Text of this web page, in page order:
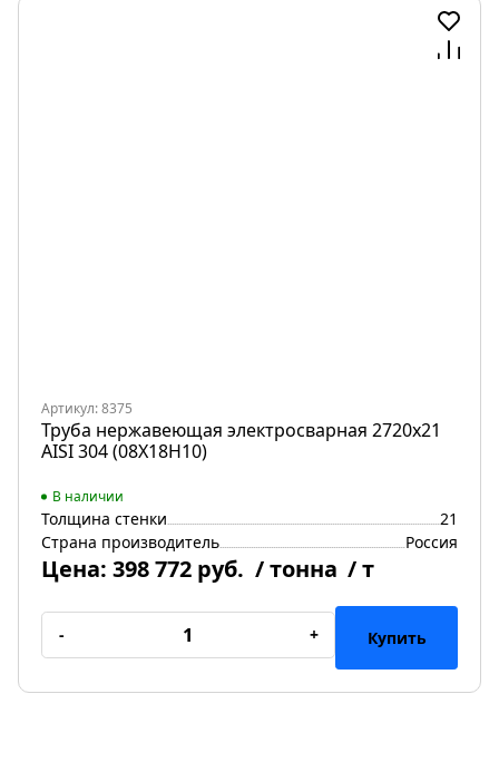
Артикул: 8375
Труба нержавеющая электросварная 2720х21
AISI 304 (08Х18Н10)
В наличии
Толщина стенки
21
Страна производитель
Россия
Цена: 398 772 руб. / тонна / т
- + Купить